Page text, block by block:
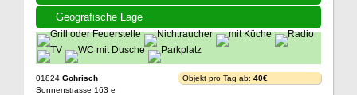
Geografische Lage
01824 Gohrisch
Sonnenstrasse 163 e
Objekt pro Tag ab: 40€